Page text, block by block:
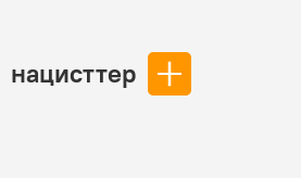
нацисттер